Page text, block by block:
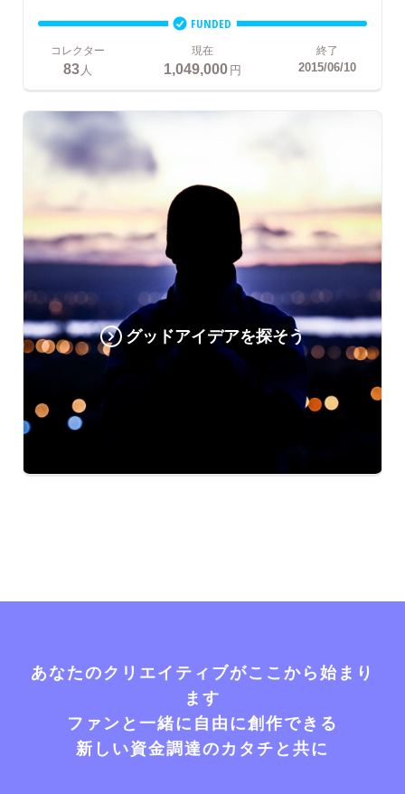
FUNDED
コレクター
83人
現在
1,049,000円
終了
2015/06/10
グッドアイデアを探そう
あなたのクリエイティブがここから始まり
ます
ファンと一緒に自由に創作できる
新しい資金調達のカタチと共に